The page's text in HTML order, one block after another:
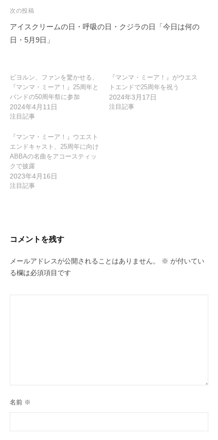
ビ
ゲ
ー
ン
次の投稿
アイスクリームの日・呼吸の日・クジラの日「今日は何の
日・5月9日」
ビヨルン、ファンを驚かせる、
『マンマ・ミーア！』25周年と
バンドの50周年祭に参加
2024年4月11日
注目記事
『マンマ・ミーア！』がウエス
トエンドで25周年を祝う
2024年3月17日
注目記事
『マンマ・ミーア！』ウエスト
エンドキャスト、25周年に向け
ABBAの名曲をアコースティッ
クで披露
2023年4月16日
注目記事
コメントを残す
メールアドレスが公開されることはありません。 ※ が付いてい
る欄は必須項目です
名前 ※